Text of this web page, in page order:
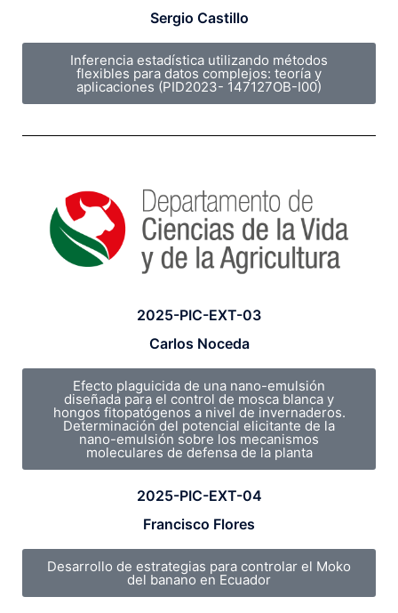
Sergio Castillo
Inferencia estadística utilizando métodos
flexibles para datos complejos: teoría y
aplicaciones (PID2023- 147127OB-I00)
2025-PIC-EXT-03
Carlos Noceda
Efecto plaguicida de una nano-emulsión
diseñada para el control de mosca blanca y
hongos fitopatógenos a nivel de invernaderos.
Determinación del potencial elicitante de la
nano-emulsión sobre los mecanismos
moleculares de defensa de la planta
2025-PIC-EXT-04
Francisco Flores
Desarrollo de estrategias para controlar el Moko
del banano en Ecuador